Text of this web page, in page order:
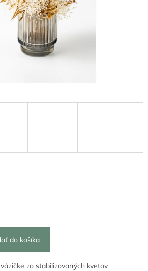
do košíka
zo stabilizovaných kvetov